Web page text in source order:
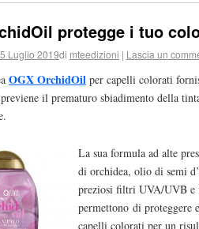
protegge i tuo
Luglio 2019di mteedizioni | Lascia un
OGX OrchidOil per capelli colorati
il prematuro sbiadimento della
La sua formula ad alte
di orchidea, olio di semi
preziosi filtri UVA/UVB
permettono di proteggere
capelli colorati per un